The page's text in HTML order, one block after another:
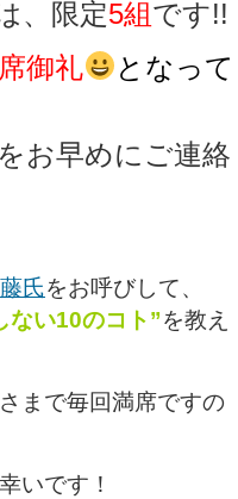
、限定5組です!!
御礼
となって
お早めにご連絡
氏をお呼びして、
ない10のコト”を教え
まで毎回満席ですの
いです！